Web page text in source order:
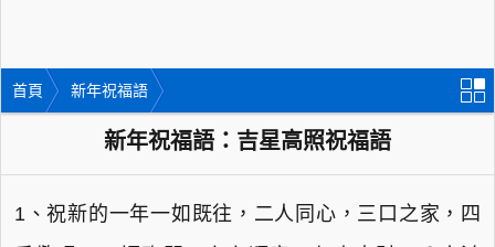
首頁 新年祝福語
新年祝福語：吉星高照祝福語
1、祝新的一年一如既往，二人同心，三口之家，四